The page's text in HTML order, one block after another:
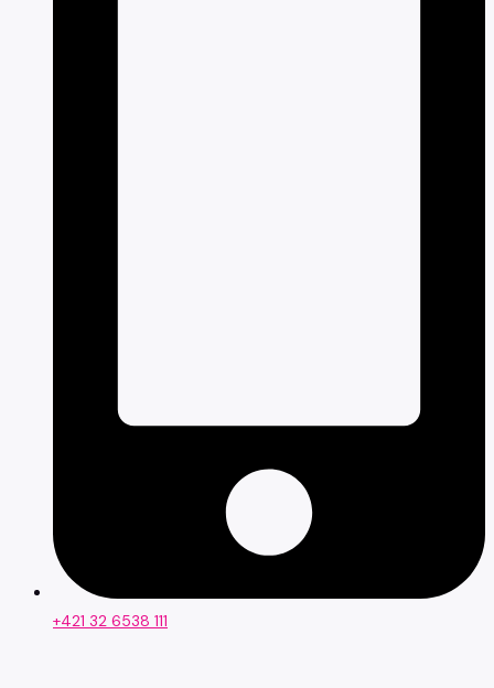
+421 32 6538 111